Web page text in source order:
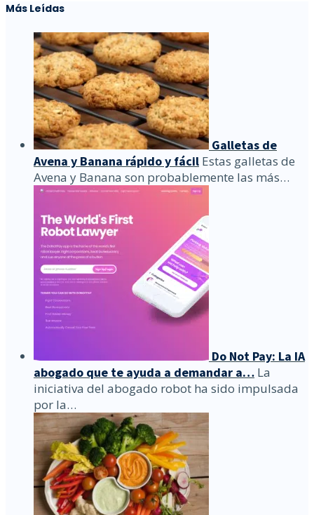
Más Leídas
Galletas de
Avena y Banana rápido y fácil Estas galletas de
Avena y Banana son probablemente las más…
Do Not Pay: La IA
abogado que te ayuda a demandar a… La
iniciativa del abogado robot ha sido impulsada
por la…